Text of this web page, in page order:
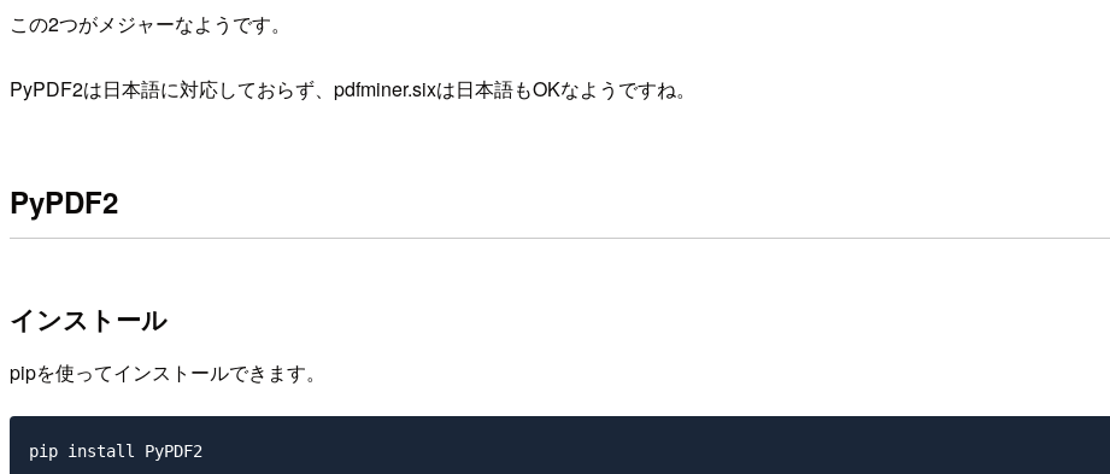
この2つがメジャーなようです。
PyPDF2は日本語に対応しておらず、pdfminer.sixは日本語もOKなようですね。
PyPDF2
インストール
pipを使ってインストールできます。